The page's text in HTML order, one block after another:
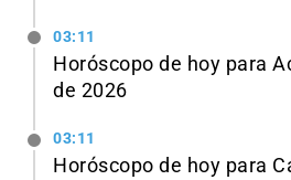
03:11
Horóscopo de hoy para
de 2026
03:11
Horóscopo de hoy para